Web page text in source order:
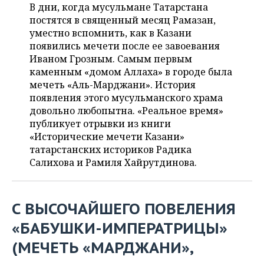
КОМУ ПРИНАДЛЕЖАТ
ТОРГОВЫЕ ЦЕНТРЫ
ТАТАРСТАНА
БЮДЖЕТ
ИНВЕСТИЦИИ
МАШИНОСТРОЕНИЕ
НЕФТЕХИМИЯ
НЕФТЬ
ОПК
ЭНЕРГЕТИКА
НОВОСТИ АВТО
БИЗНЕС
НОВОСТИ БИЗНЕСА
РОЗНИЧНАЯ ТОРГОВЛЯ
ТРАНСПОРТ
УСЛУГИ
ТЕХНОЛОГИИ
НОВОСТИ ТЕХНОЛОГИЙ
МЕДИА
ТЕЛЕКОММУНИКАЦИИ
МЕРОПРИЯТИЯ
НОВОСТИ МЕРОПРИЯТИЙ
ВЫЕЗДНАЯ РЕДАКЦИЯ
БИЗНЕС-БРАНЧИ
ОТКРЫТАЯ ЛЕКЦИЯ
СПОРТ
НОВОСТИ СПОРТА
ФУТБОЛ
БАСКЕТБОЛ
ВОЛЕЙБОЛ
ОБЩЕСТВО
НОВОСТИ ОБЩЕСТВА
ИНФРАСТРУКТУРА
ИСТОРИЯ
ФОТОГАЛЕРЕЯ
СПРАВОЧНИК
СПИСОК ПЕРСОН
ПОЛНАЯ ВЕРСИЯ
В дни, когда мусульмане Татарстана
постятся в священный месяц Рамазан,
уместно вспомнить, как в Казани
появились мечети после ее завоевания
Иваном Грозным. Самым первым
каменным «домом Аллаха» в городе была
мечеть «Аль-Марджани». История
появления этого мусульманского храма
довольно любопытна. «Реальное время»
публикует отрывки из книги
«Исторические мечети Казани»
татарстанских историков Радика
Салихова и Рамиля Хайрутдинова.
С ВЫСОЧАЙШЕГО ПОВЕЛЕНИЯ
«БАБУШКИ-ИМПЕРАТРИЦЫ»
(МЕЧЕТЬ «МАРДЖАНИ»,